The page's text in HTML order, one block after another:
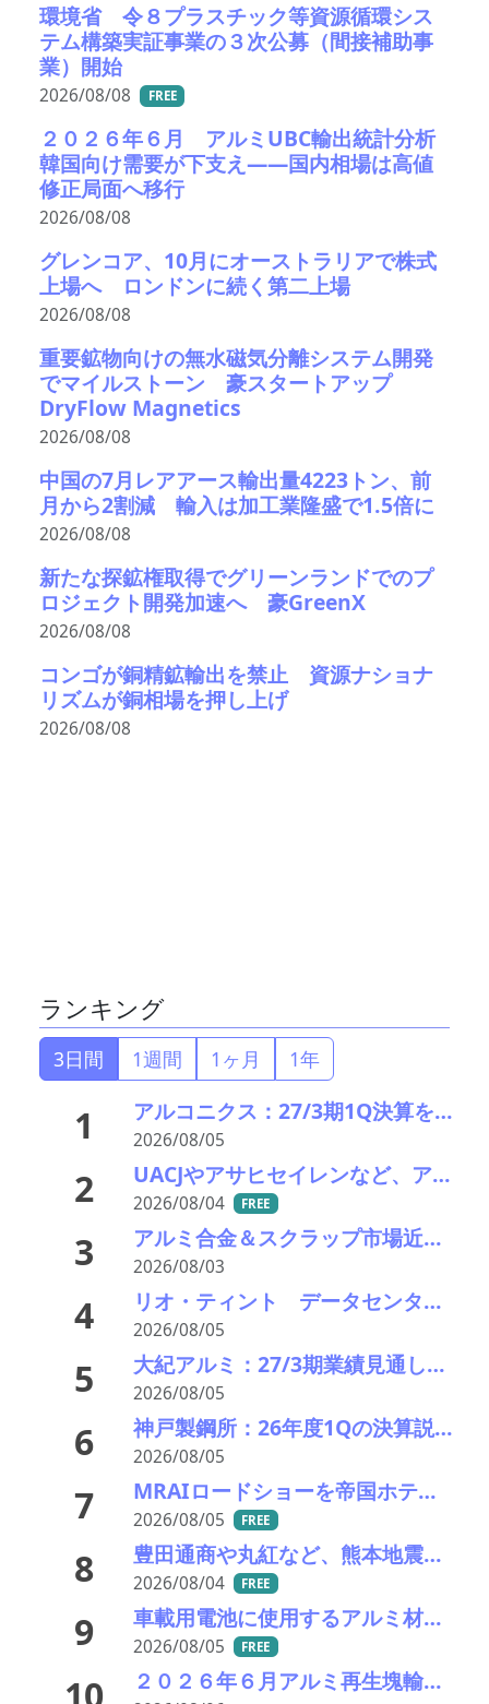
環境省 令８プラスチック等資源循環シス
テム構築実証事業の３次公募（間接補助事
業）開始
2026/08/08 FREE
２０２６年６月 アルミUBC輸出統計分析
韓国向け需要が下支え――国内相場は高値
修正局面へ移行
2026/08/08
グレンコア、10月にオーストラリアで株式
上場へ ロンドンに続く第二上場
2026/08/08
重要鉱物向けの無水磁気分離システム開発
でマイルストーン 豪スタートアップ
DryFlow Magnetics
2026/08/08
中国の7月レアアース輸出量4223トン、前
月から2割減 輸入は加工業隆盛で1.5倍に
2026/08/08
新たな探鉱権取得でグリーンランドでのプ
ロジェクト開発加速へ 豪GreenX
2026/08/08
コンゴが銅精鉱輸出を禁止 資源ナショナ
リズムが銅相場を押し上げ
2026/08/08
ランキング
3日間 1週間 1ヶ月 1年
1 アルコニクス：27/3期1Q決算を発表。業績見通し、配当を修正
2026/08/05
2 UACJやアサヒセイレンなど、アルミニウムのアップグレードリサイクル実用化開発を開始
2026/08/04 FREE
3 アルミ合金＆スクラップ市場近況2026＃15 一段と深まる下落市況――「熊本地震による市況への影響は軽微」
2026/08/03
4 リオ・ティント データセンターブームにおける自社の優位性を強調 銅やアルミニウム事業の伸び背景に
2026/08/05
5 大紀アルミ：27/3期業績見通し、配当をそれぞれ修正
2026/08/05
6 神戸製鋼所：26年度1Qの決算説明会を開催。売上高のみ上方修正だが・・・
2026/08/05
7 MRAIロードショーを帝国ホテルで開催 「MRAI国際ビジネスサミット(IBS2026)」、日本のリサイクル企業に参加呼びかけ
2026/08/05 FREE
8 豊田通商や丸紅など、熊本地震被害に支援・義援金
2026/08/04 FREE
9 車載用電池に使用するアルミ材の水平リサイクルを実現―PPES・日本軽金属・冨士発條・PEX
2026/08/05 FREE
２０２６年６月アルミ再生塊輸入統計分析 中国依存が一段と進行――UAE急減、円安で輸入コストは最高圏